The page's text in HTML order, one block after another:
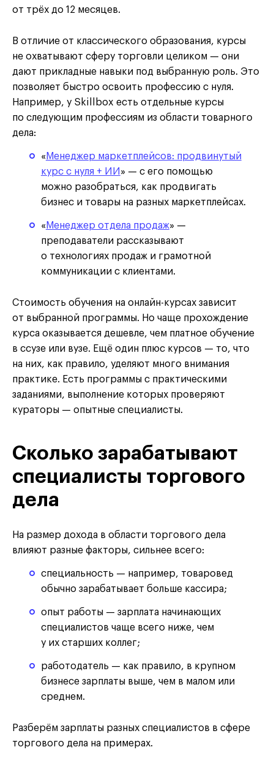
от трёх до 12 месяцев.
В отличие от классического образования, курсы
не охватывают сферу торговли целиком — они
дают прикладные навыки под выбранную роль. Это
позволяет быстро освоить профессию с нуля.
Например, у Skillbox есть отдельные курсы
по следующим профессиям из области товарного
дела:
« Менеджер маркетплейсов: продвинутый
курс с нуля + ИИ » — с его помощью
можно разобраться, как продвигать
бизнес и товары на разных маркетплейсах.
« Менеджер отдела продаж» —
преподаватели рассказывают
о технологиях продаж и грамотной
коммуникации с клиентами.
Стоимость обучения на онлайн-курсах зависит
от выбранной программы. Но чаще прохождение
курса оказывается дешевле, чем платное обучение
в ссузе или вузе. Ещё один плюс курсов — то, что
на них, как правило, уделяют много внимания
практике. Есть программы с практическими
заданиями, выполнение которых проверяют
кураторы — опытные специалисты.
Сколько зарабатывают
специалисты торгового
дела
На размер дохода в области торгового дела
влияют разные факторы, сильнее всего:
специальность — например, товаровед
обычно зарабатывает больше кассира;
опыт работы — зарплата начинающих
специалистов чаще всего ниже, чем
у их старших коллег;
работодатель — как правило, в крупном
бизнесе зарплаты выше, чем в малом или
среднем.
Разберём зарплаты разных специалистов в сфере
торгового дела на примерах.